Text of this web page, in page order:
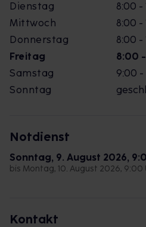
Dienstag
8:00 -
Mittwoch
8:00 -
Donnerstag
8:00 -
Freitag
8:00
Samstag
9:00 -
Sonntag
Notdienst
Sonntag, 9. August 2026,
bis Montag, 10. August 2026, 9:00
Kontakt